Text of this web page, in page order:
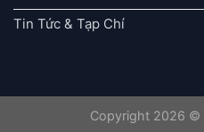
Tin Tức & Tạp Chí
Copyright 2026 ©